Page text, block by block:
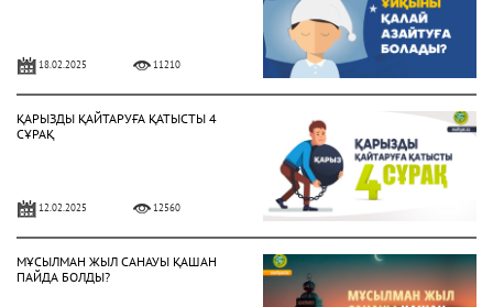
18.02.2025 11210
ҚАРЫЗДЫ ҚАЙТАРУҒА ҚАТЫСТЫ 4
СҰРАҚ
12.02.2025 12560
МҰСЫЛМАН ЖЫЛ САНАУЫ ҚАШАН
ПАЙДА БОЛДЫ?